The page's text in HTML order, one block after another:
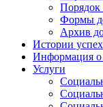
Порядок
Формы
Архив
Истории
Информация о
Услуги